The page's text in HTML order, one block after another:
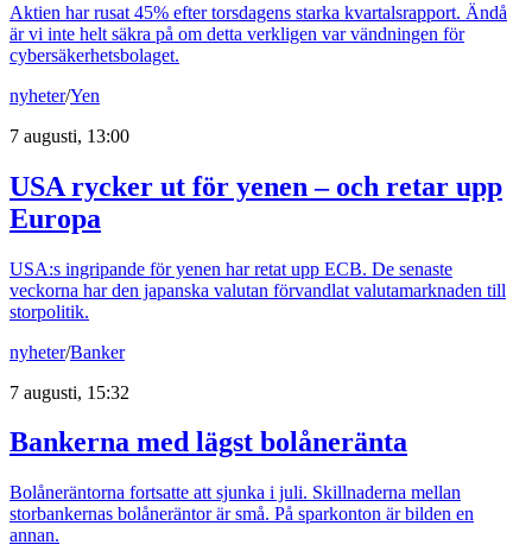
Aktien har rusat 45% efter torsdagens starka kvartalsrapport. Ändå
är vi inte helt säkra på om detta verkligen var vändningen för
cybersäkerhetsbolaget.
nyheter/Yen
7 augusti, 13:00
USA rycker ut för yenen – och retar upp
Europa
USA:s ingripande för yenen har retat upp ECB. De senaste
veckorna har den japanska valutan förvandlat valutamarknaden till
storpolitik.
nyheter/Banker
7 augusti, 15:32
Bankerna med lägst bolåneränta
Bolåneräntorna fortsatte att sjunka i juli. Skillnaderna mellan
storbankernas bolåneräntor är små. På sparkonton är bilden en
annan.